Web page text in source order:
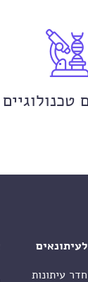
טכנולוגיים
לעיתונאים
חדר עיתונות